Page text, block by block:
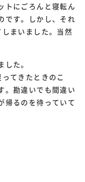
トにごろんと寝転ん
です。しかし、それ
まいました。当然
た。
てきたときのこ
。勘違いでも間違い
帰るのを待っていて